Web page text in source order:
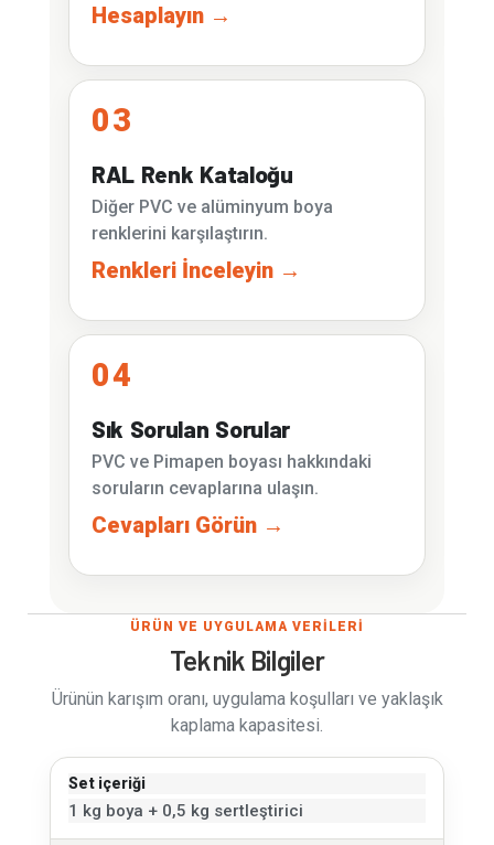
Hesaplayın →
03
RAL Renk Kataloğu
Diğer PVC ve alüminyum boya
renklerini karşılaştırın.
Renkleri İnceleyin →
04
Sık Sorulan Sorular
PVC ve Pimapen boyası hakkındaki
soruların cevaplarına ulaşın.
Cevapları Görün →
ÜRÜN VE UYGULAMA VERİLERİ
Teknik Bilgiler
Ürünün karışım oranı, uygulama koşulları ve yaklaşık
kaplama kapasitesi.
Set içeriği
1 kg boya + 0,5 kg sertleştirici